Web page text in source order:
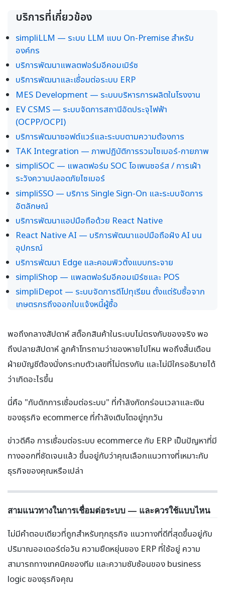
บริการที่เกี่ยวข้อง
simpliLLM — ระบบ LLM แบบ On-Premise สำหรับ
องค์กร
บริการพัฒนาแพลตฟอร์มอีคอมเมิร์ซ
บริการพัฒนาและเชื่อมต่อระบบ ERP
MES Development — ระบบบริหารการผลิตในโรงงาน
EV CSMS — ระบบจัดการสถานีอัดประจุไฟฟ้า
(OCPP/OCPI)
บริการพัฒนาซอฟต์แวร์และระบบตามความต้องการ
TAK Integration — ภาพปฏิบัติการรวมไซเบอร์-กายภาพ
simpliSOC — แพลตฟอร์ม SOC โอเพนซอร์ส / การเฝ้า
ระวังความปลอดภัยไซเบอร์
simpliSSO — บริการ Single Sign-On และระบบจัดการ
อัตลักษณ์
บริการพัฒนาแอปมือถือด้วย React Native
React Native AI — บริการพัฒนาแอปมือถือฝัง AI บน
อุปกรณ์
บริการพัฒนา Edge และคอมพิวติ้งแบบกระจาย
simpliShop — แพลตฟอร์มอีคอมเมิร์ซและ POS
simpliDepot — ระบบจัดการดีโปทุเรียน ตั้งแต่รับซื้อจาก
เกษตรกรถึงออกใบแจ้งหนี้ผู้ซื้อ
พอถึงกลางสัปดาห์ สต็อกสินค้าในระบบไม่ตรงกับของจริง พอ
ถึงปลายสัปดาห์ ลูกค้าโทรถามว่าของหายไปไหน พอถึงสิ้นเดือน
ฝ่ายบัญชีต้องนั่งกระทบตัวเลขที่ไม่ตรงกัน และไม่มีใครอธิบายได้
ว่าเกิดอะไรขึ้น
นี่คือ "กับดักการเชื่อมต่อระบบ" ที่กำลังกัดกร่อนเวลาและเงิน
ของธุรกิจ ecommerce ที่กำลังเติบโตอยู่ทุกวัน
ข่าวดีคือ การเชื่อมต่อระบบ ecommerce กับ ERP เป็นปัญหาที่มี
ทางออกที่ชัดเจนแล้ว ขึ้นอยู่กับว่าคุณเลือกแนวทางที่เหมาะกับ
ธุรกิจของคุณหรือเปล่า
สามแนวทางในการเชื่อมต่อระบบ — และควรใช้แบบไหน
ไม่มีคำตอบเดียวที่ถูกสำหรับทุกธุรกิจ แนวทางที่ดีที่สุดขึ้นอยู่กับ
ปริมาณออเดอร์ต่อวัน ความยืดหยุ่นของ ERP ที่ใช้อยู่ ความ
สามารถทางเทคนิคของทีม และความซับซ้อนของ business
logic ของธุรกิจคุณ